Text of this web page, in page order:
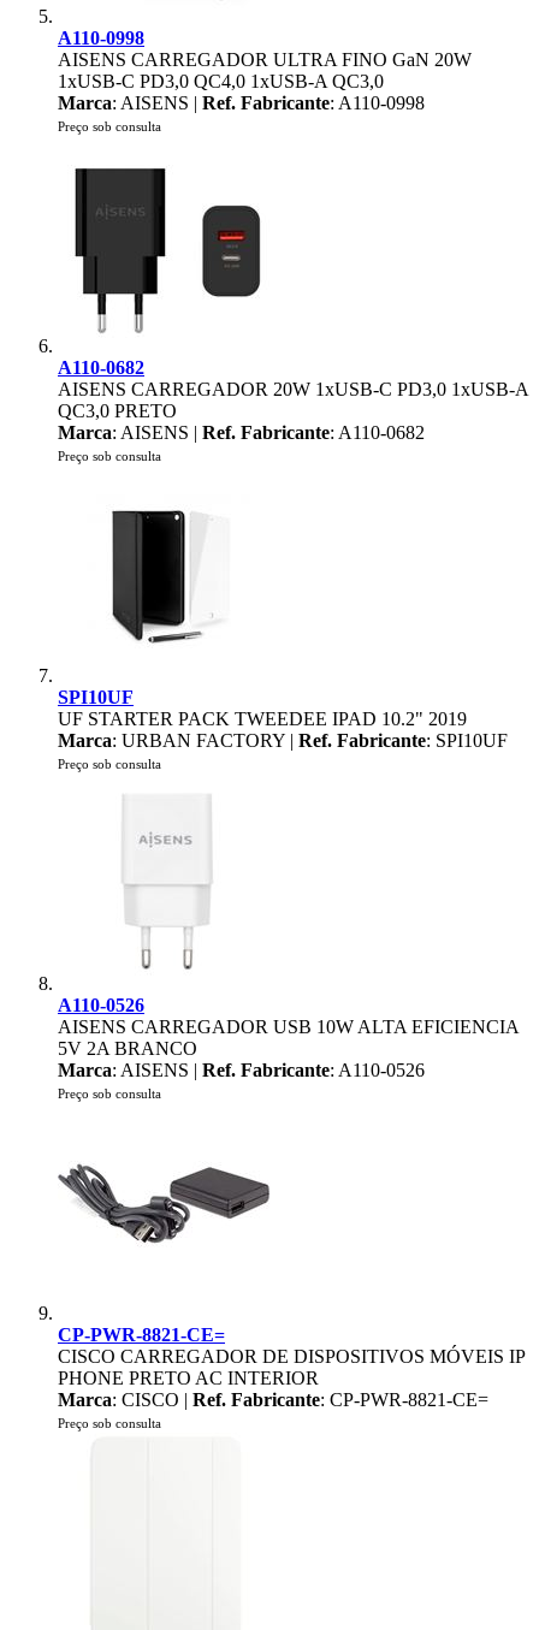
A110-0998
AISENS CARREGADOR ULTRA FINO GaN 20W
1xUSB-C PD3,0 QC4,0 1xUSB-A QC3,0
Marca: AISENS | Ref. Fabricante: A110-0998
Preço sob consulta
A110-0682
AISENS CARREGADOR 20W 1xUSB-C PD3,0 1xUSB-A
QC3,0 PRETO
Marca: AISENS | Ref. Fabricante: A110-0682
Preço sob consulta
SPI10UF
UF STARTER PACK TWEEDEE IPAD 10.2" 2019
Marca: URBAN FACTORY | Ref. Fabricante: SPI10UF
Preço sob consulta
A110-0526
AISENS CARREGADOR USB 10W ALTA EFICIENCIA
5V 2A BRANCO
Marca: AISENS | Ref. Fabricante: A110-0526
Preço sob consulta
CP-PWR-8821-CE=
CISCO CARREGADOR DE DISPOSITIVOS MÓVEIS IP
PHONE PRETO AC INTERIOR
Marca: CISCO | Ref. Fabricante: CP-PWR-8821-CE=
Preço sob consulta